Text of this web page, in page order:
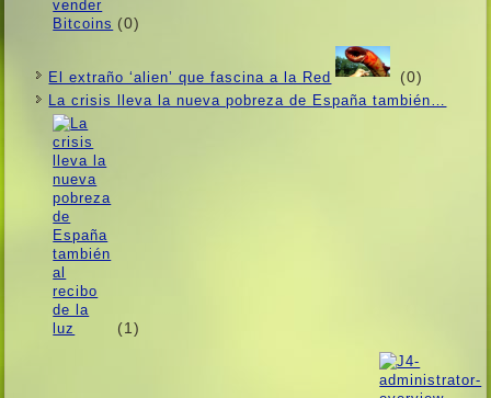
(0)
El extraño ‘alien’ que fascina a la Red (0)
La crisis lleva la nueva pobreza de España también…
(1)